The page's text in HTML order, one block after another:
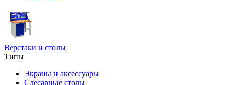
Верстаки и столы
Типы
Экраны и аксессуары
Слесарные столы